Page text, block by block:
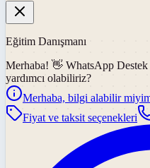
Eğitim Danışmanı
Merhaba! 👋 WhatsApp Destek
yardımcı olabiliriz?
Merhaba, bilgi alabilir
Fiyat ve taksit seçenekleri